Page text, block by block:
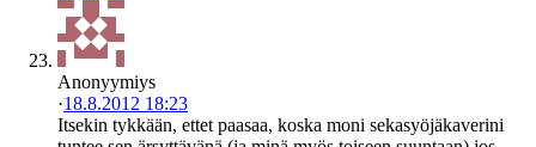
Anonyymiys
·18.8.2012 18:23
Itsekin tykkään, ettet paasaa, koska moni sekasyöjäkaverini